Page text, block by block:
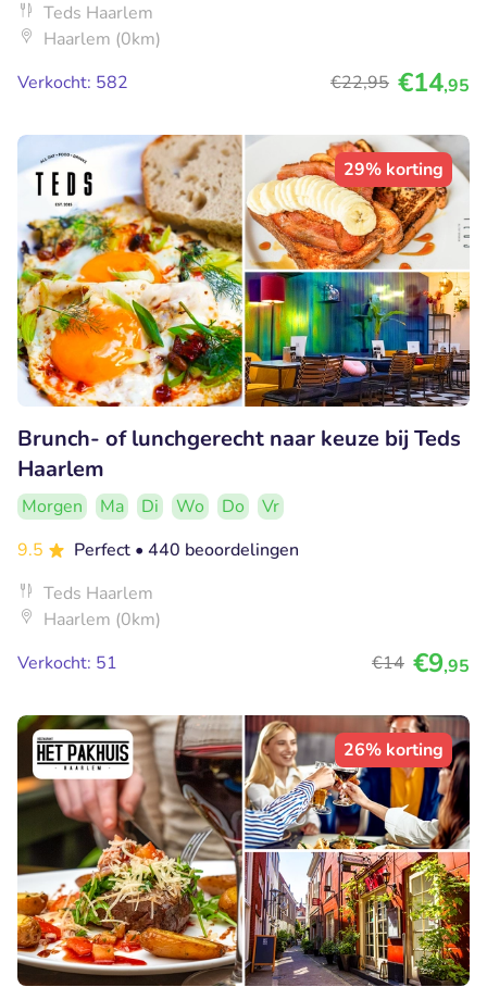
Teds Haarlem
Haarlem (0km)
Verkocht: 582
€22,95 €14,95
29% korting
Brunch- of lunchgerecht naar keuze bij Teds
Haarlem
Morgen Ma Di Wo Do
Vr
9.5
Perfect • 440 beoordelingen
Teds Haarlem
Haarlem (0km)
Verkocht: 51
€14 €9,95
26% korting